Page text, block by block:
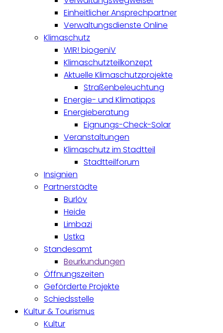
Einheitlicher Ansprechpartner
Verwaltungsdienste Online
Klimaschutz
WIR! biogeniV
Klimaschutzteilkonzept
Aktuelle Klimaschutzprojekte
Straßenbeleuchtung
Energie- und Klimatipps
Energieberatung
Eignungs-Check-Solar
Veranstaltungen
Klimaschutz im Stadtteil
Stadtteilforum
Insignien
Partnerstädte
Burlöv
Heide
Limbazi
Ustka
Standesamt
Beurkundungen
Öffnungszeiten
Geförderte Projekte
Schiedsstelle
Kultur & Tourismus
Kultur